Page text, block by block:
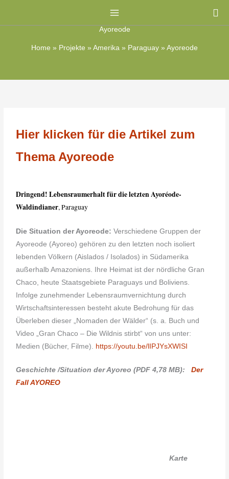
Ayoreode
Home » Projekte » Amerika » Paraguay » Ayoreode
Hier klicken für die Artikel zum
Thema Ayoreode
Dringend! Lebensraumerhalt für die letzten Ayoréode-
Waldindianer, Paraguay
Die Situation der Ayoreode: Verschiedene Gruppen der
Ayoreode (Ayoreo) gehören zu den letzten noch isoliert
lebenden Völkern (Aislados / Isolados) in Südamerika
außerhalb Amazoniens. Ihre Heimat ist der nördliche Gran
Chaco, heute Staatsgebiete Paraguays und Boliviens.
Infolge zunehmender Lebensraumvernichtung durch
Wirtschaftsinteressen besteht akute Bedrohung für das
Überleben dieser „Nomaden der Wälder“ (s. a. Buch und
Video „Gran Chaco – Die Wildnis stirbt“ von uns unter:
Medien (Bücher, Filme). https://youtu.be/lIPJYsXWISI
Geschichte /Situation der Ayoreo (PDF 4,78 MB):Der
Fall AYOREO
Karte